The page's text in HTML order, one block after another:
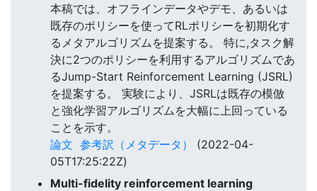
本稿では、オフラインデータやデモ、あるいは
既存のポリシーを使ってRLポリシーを初期化す
るメタアルゴリズムを提案する。 特に,タスク解
決に2つのポリシーを利用するアルゴリズムであ
るJump-Start Reinforcement Learning (JSRL)
を提案する。 実験により、JSRLは既存の模倣
と強化学習アルゴリズムを大幅に上回っている
ことを示す。
論文 参考訳（メタデータ）
(2022-04-
05T17:25:22Z)
Multi-fidelity reinforcement learning